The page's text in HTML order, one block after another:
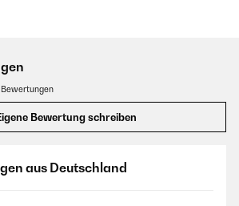
Bewertungen
Bewertung schreiben
aus Deutschland